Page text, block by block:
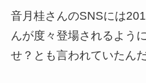
音月桂さんのSNSには
んが度々登場されるよう
せ？とも言われていたんだ